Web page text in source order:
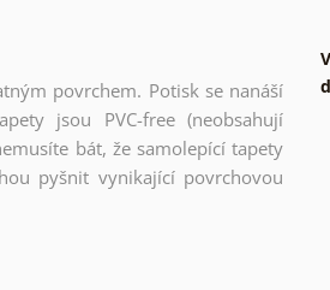
povrchem. Potisk se nanáší
jsou PVC-free (neobsahují
bát, že samolepící tapety
pyšnit vynikající povrchovou